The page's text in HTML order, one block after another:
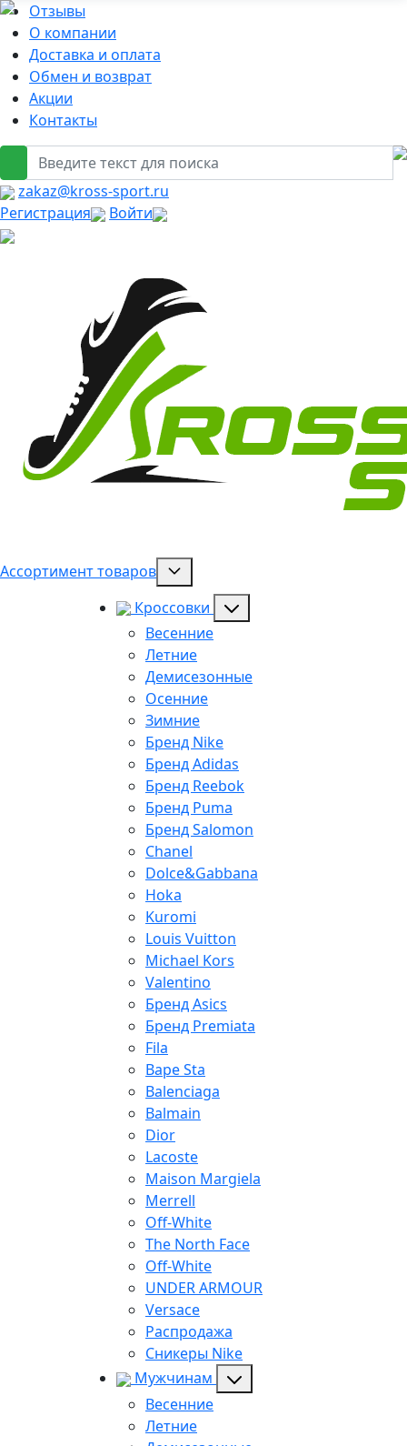
Отзывы
О компании
Доставка и оплата
Обмен и возврат
Акции
Контакты
zakaz@kross-sport.ru
Регистрация
Войти
Ассортимент товаров
Кроссовки
Весенние
Летние
Демисезонные
Осенние
Зимние
Бренд Nike
Бренд Adidas
Бренд Reebok
Бренд Puma
Бренд Salomon
Chanel
Dolce&Gabbana
Hoka
Kuromi
Louis Vuitton
Michael Kors
Valentino
Бренд Asics
Бренд Premiata
Fila
Bape Sta
Balenciaga
Balmain
Dior
Lacoste
Maison Margiela
Merrell
Off-White
The North Face
Off-White
UNDER ARMOUR
Versace
Распродажа
Сникеры Nike
Мужчинам
Весенние
Летние